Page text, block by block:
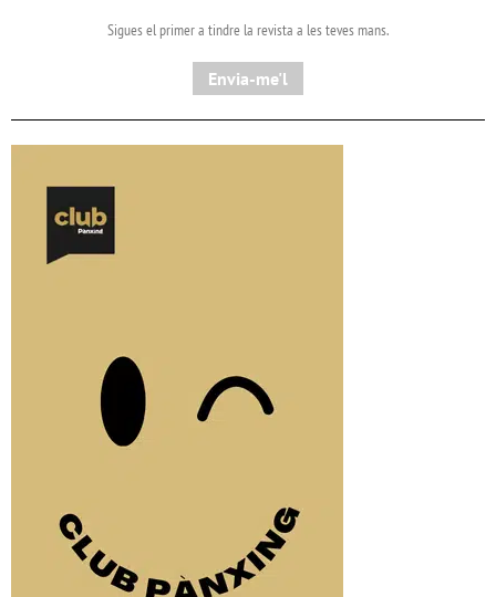
Sigues el primer a tindre la revista a les teves mans.
Envia-me'l